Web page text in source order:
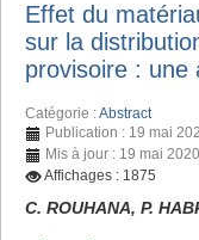
Effet du
sur la
provisoire : une
Catégorie :Abstract
Publication : 19 mai
Mis à jour : 19 mai 2020
Affichages : 1875
C. ROUHANA, P.